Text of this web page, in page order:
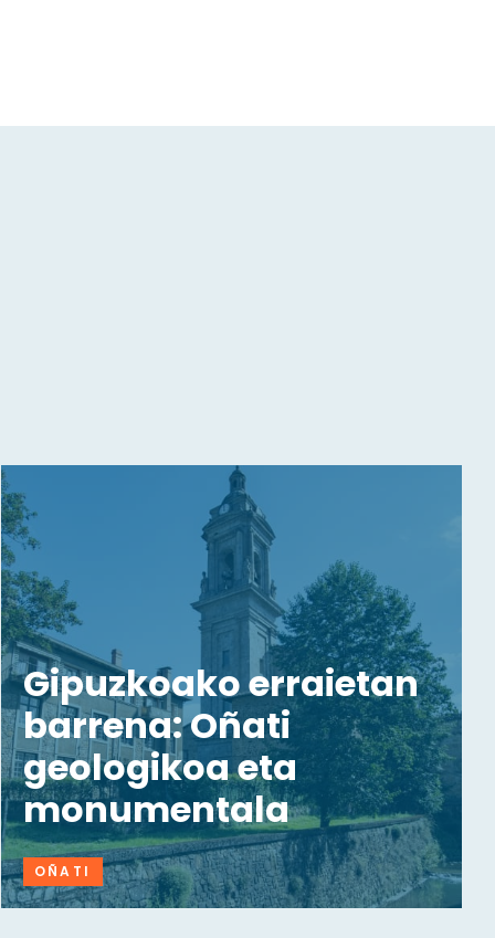
Gipuzkoako erraietan
barrena: Oñati
geologikoa eta
monumentala
OÑATI